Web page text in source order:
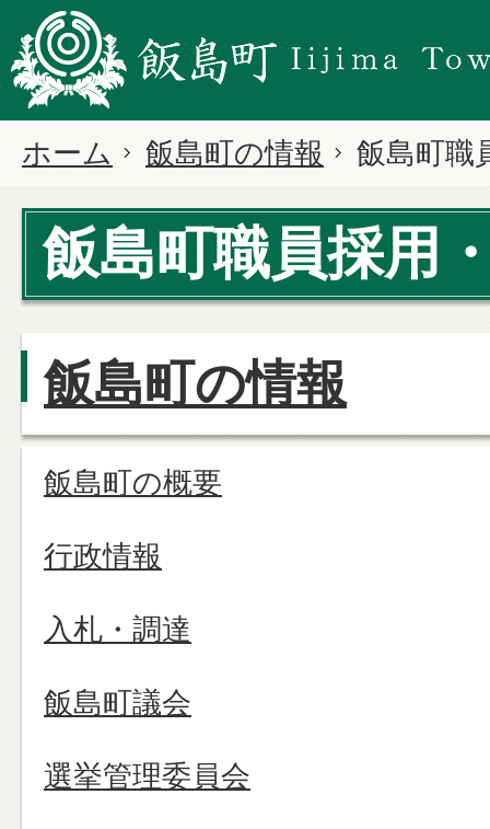
ホーム 飯島町の情報 飯島町職
飯島町職員採用
飯島町の情報
飯島町の概要
行政情報
入札・調達
飯島町議会
選挙管理委員会